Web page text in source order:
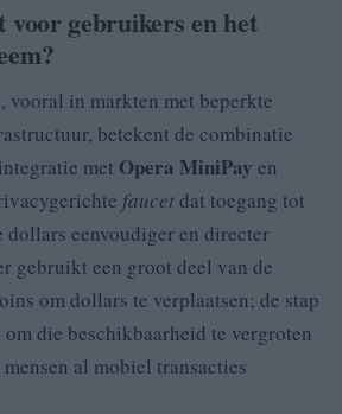
voor gebruikers en het
vooral in markten met beperkte
betekent de combinatie
met Opera MiniPay en
faucetdat toegang tot
eenvoudiger en directer
gebruikt een groot deel van de
om dollars te verplaatsen; de stap
die beschikbaarheid te vergroten
al mobiel transacties